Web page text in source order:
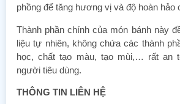
phồng để tăng hương vị và độ hoàn hảo
Thành phần chính của món bánh này
liệu tự nhiên, không chứa các thành
học, chất tạo màu, tạo mùi,… rất an
người tiêu dùng.
THÔNG TIN LIÊN HỆ